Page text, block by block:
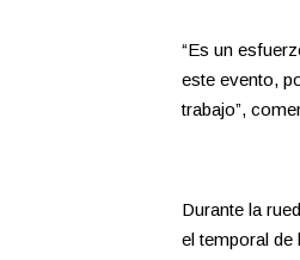
“Es un
este evento,
trabajo”,
Durante la
el temporal de